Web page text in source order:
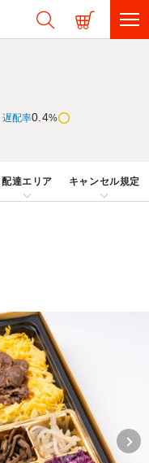
配率0.4%
配達エリア キャンセル規定